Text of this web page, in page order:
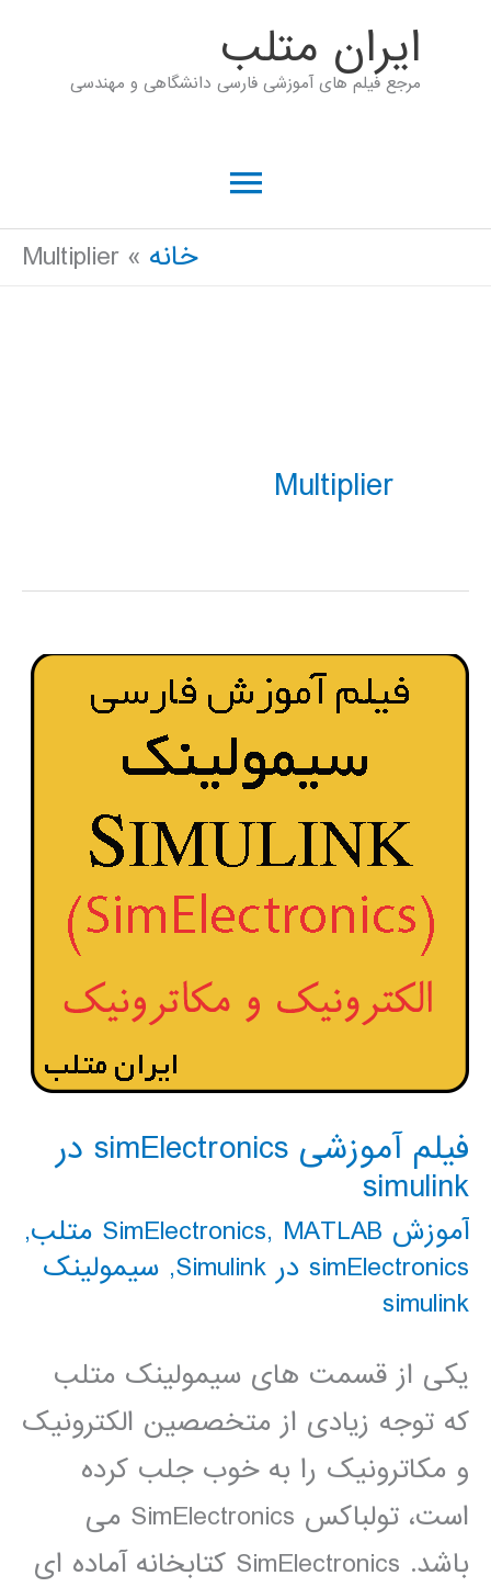
ايران متلب
مرجع فیلم های آموزشی فارسی دانشگاهی و مهندسی
فهرست
اصلی
خانه Multiplier
Multiplier
فیلم آموزشی simElectronics در
simulink
آموزش SimElectronics , MATLAB متلب
,
simElectronics در Simulink
, سیمولینک
simulink
یکی از قسمت های سیمولینک متلب
که توجه زیادی از متخصصین الکترونیک
و مکاترونیک را به خوب جلب کرده
است، تولباکس SimElectronics می
باشد. SimElectronics کتابخانه آماده ای